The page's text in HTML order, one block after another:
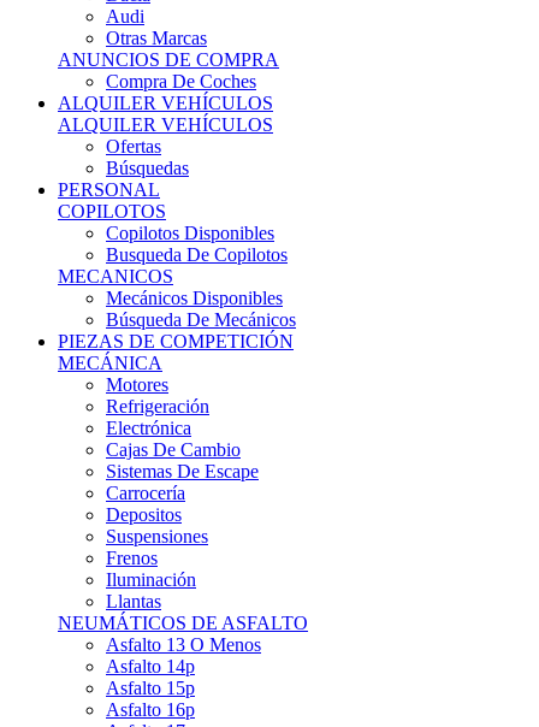
Audi
Otras Marcas
ANUNCIOS DE COMPRA
Compra De Coches
ALQUILER VEHÍCULOS
ALQUILER VEHÍCULOS
Ofertas
Búsquedas
PERSONAL
COPILOTOS
Copilotos Disponibles
Busqueda De Copilotos
MECANICOS
Mecánicos Disponibles
Búsqueda De Mecánicos
PIEZAS DE COMPETICIÓN
MECÁNICA
Motores
Refrigeración
Electrónica
Cajas De Cambio
Sistemas De Escape
Carrocería
Depositos
Suspensiones
Frenos
Iluminación
Llantas
NEUMÁTICOS DE ASFALTO
Asfalto 13 O Menos
Asfalto 14p
Asfalto 15p
Asfalto 16p